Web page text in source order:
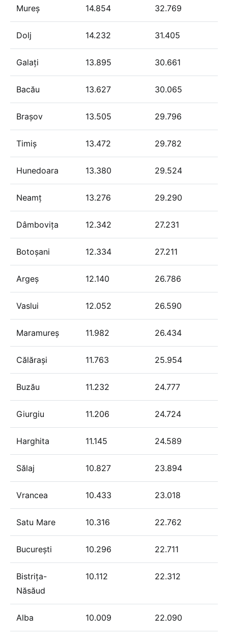
Mureș 14.854 32.769
Dolj 14.232 31.405
Galați 13.895 30.661
Bacău 13.627 30.065
Brașov 13.505 29.796
Timiș 13.472 29.782
Hunedoara 13.380 29.524
Neamț 13.276 29.290
Dâmbovița 12.342 27.231
Botoșani 12.334 27.211
Argeș 12.140 26.786
Vaslui 12.052 26.590
Maramureș 11.982 26.434
Călărași 11.763 25.954
Buzău 11.232 24.777
Giurgiu 11.206 24.724
Harghita 11.145 24.589
Sălaj 10.827 23.894
Vrancea 10.433 23.018
Satu Mare 10.316 22.762
București 10.296 22.711
Bistrița-
Năsăud
10.112 22.312
Alba 10.009 22.090